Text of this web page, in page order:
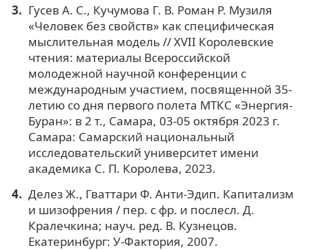
Гусев А. С., Кучумова Г. В. Роман Р. Музиля
«Человек без свойств» как специфическая
мыслительная модель // XVII Королевские
чтения: материалы Всероссийской
молодежной научной конференции с
международным участием, посвященной 35-
летию со дня первого полета МТКС «Энергия-
Буран»: в 2 т., Самара, 03-05 октября 2023 г.
Самара: Самарский национальный
исследовательский университет имени
академика С. П. Королева, 2023.
Делез Ж., Гваттари Ф. Анти-Эдип. Капитализм
и шизофрения / пер. с фр. и послесл. Д.
Кралечкина; науч. ред. В. Кузнецов.
Екатеринбург: У-Фактория, 2007.